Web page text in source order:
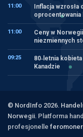
11:00
Inflacja wzrosła
oprocentowania
11:00
Ceny w
niezmiennych
09:25
80‑letnia
Kanadzie
© NordInfo 2026.
Norwegii. Platforma
profesjonelle feromoner